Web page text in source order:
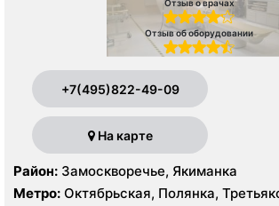
Отзыв о врачах
Отзыв об оборудовании
+7(495)822-49-09
На карте
Район: Замоскворечье, Якиманка
Метро: Октябрьская, Полянка,